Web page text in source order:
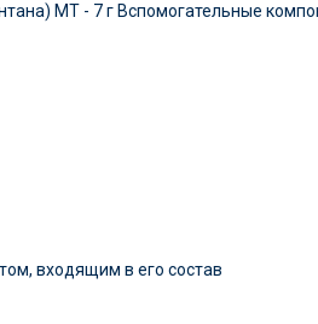
МТ - 7 г Вспомогательные
входящим в его состав